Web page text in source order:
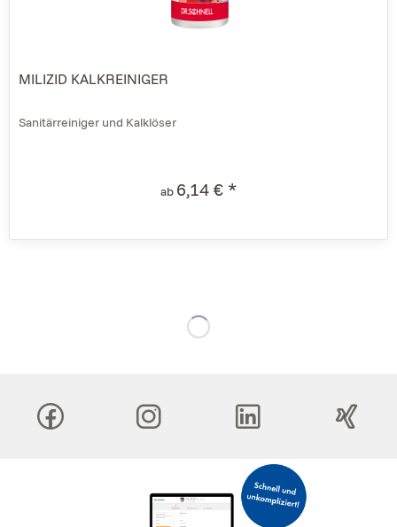
MILIZID KALKREINIGER
Sanitärreiniger und Kalklöser
ab 6,14 € *